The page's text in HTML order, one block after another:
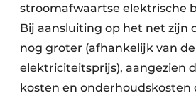
stroomafwaartse elektrische
Bij aansluiting op het net zijn
nog groter (afhankelijk van
elektriciteitsprijs), aangezien
kosten en onderhoudskosten